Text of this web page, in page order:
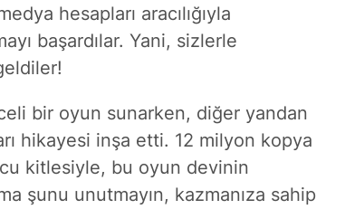
hesapları aracılığıyla
başardılar. Yani, sizlerle
bir oyun sunarken, diğer yandan
hikayesi inşa etti. 12 milyon kopya
kitlesiyle, bu oyun devinin
şunu unutmayın, kazmanıza sahip